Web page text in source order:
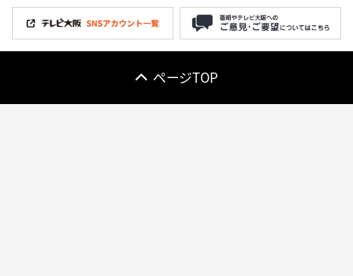
ページTOP